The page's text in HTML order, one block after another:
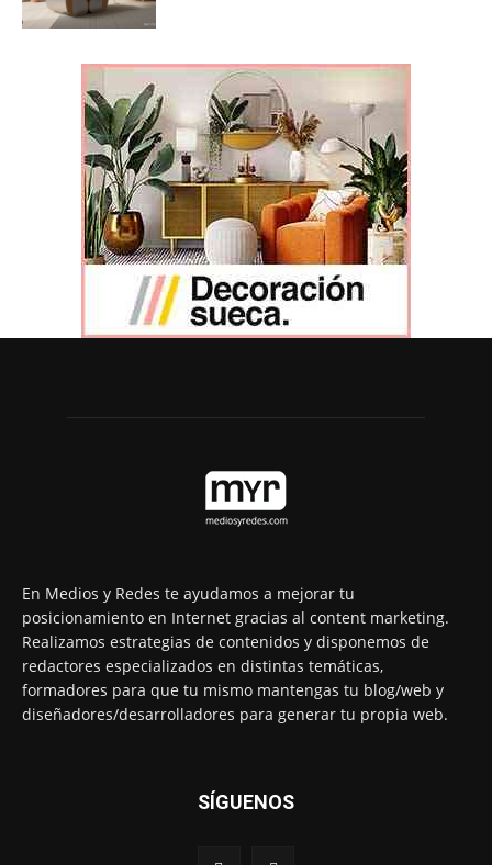
En Medios y Redes te ayudamos a mejorar tu
posicionamiento en Internet gracias al content marketing.
Realizamos estrategias de contenidos y disponemos de
redactores especializados en distintas temáticas,
formadores para que tu mismo mantengas tu blog/web y
diseñadores/desarrolladores para generar tu propia web.
SÍGUENOS